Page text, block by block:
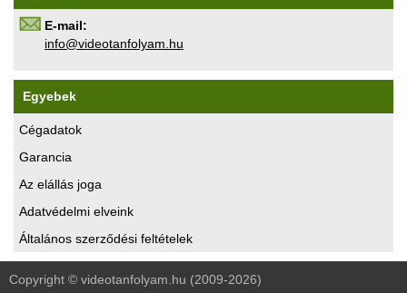
E-mail:
uh.maylofnatoediv@ofni
Egyebek
Cégadatok
Garancia
Az elállás joga
Adatvédelmi elveink
Általános szerződési feltételek
Copyright © videotanfolyam.hu (2009-2026)